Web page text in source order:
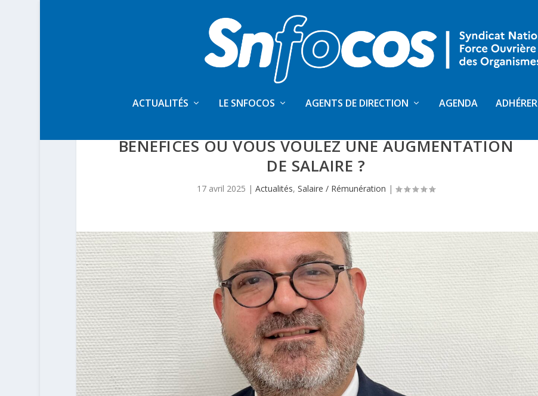
ACTUALITÉS LE SNFOCOS AGENTS DE DIRECTION AGENDA ADHÉRER
BÉNÉFICES OU VOUS VOULEZ UNE AUGMENTATION
DE SALAIRE ?
17 avril 2025 |Actualités,Salaire / Rémunération |